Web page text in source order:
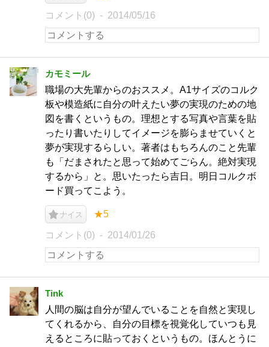
コメント(0) 2014/05/16
カモミール
職場の大先輩からのおススメ。A1サイズのコルク
板や模造紙に自分の叶えたい夢の実現のための地
図を書くというもの。理想とする写真や言葉を貼
ったり書いたりしてイメージを膨らませていくと
夢が実現するらしい。著者はもちろんのこと先輩
も「だまされたと思って始めてごらん。絶対実現
するから」と。思いたったら吉日。明日コルクボ
ード買ってこよう。
ナイス ★5
コメント(0) 2014/01/26
Tink
人間の脳は自分が望んでいることを自然と実現し
てくれるから、自分の目標を視覚化していつも見
えるところに貼っておくというもの。ほんとうに